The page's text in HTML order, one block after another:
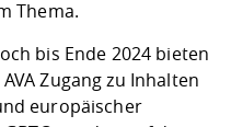
Vorbereitung
Checkliste zum
Studien- und
Studieren in
Lebenslagen
Lehren,
Weiterbilden im
Formulare und
FIS -
Prototyping und
Gründung und
Kontakt &
Gremien und
Landbau/
Thema.
bis Ende 2024 bieten
AVAZugang zu Inhalten
europäischer